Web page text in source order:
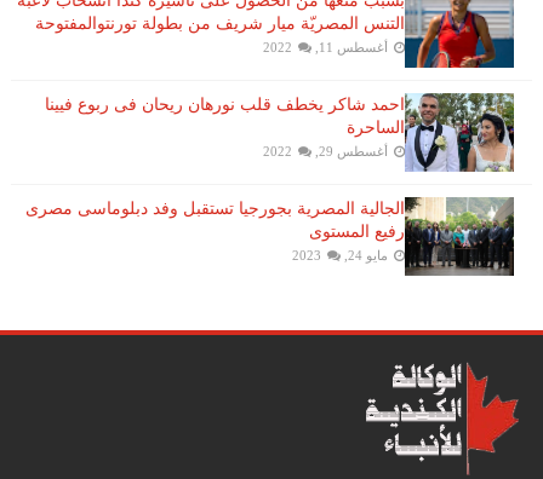
التنس​ المصريّة ​ميار شريف​ من بطولة ​تورنتو​المفتوحة
أغسطس 11, 2022
احمد شاكر يخطف قلب نورهان ريحان فى ربوع فيينا
الساحرة
أغسطس 29, 2022
الجالية المصرية بجورجيا تستقبل وفد دبلوماسى مصرى
رفيع المستوى
مايو 24, 2023